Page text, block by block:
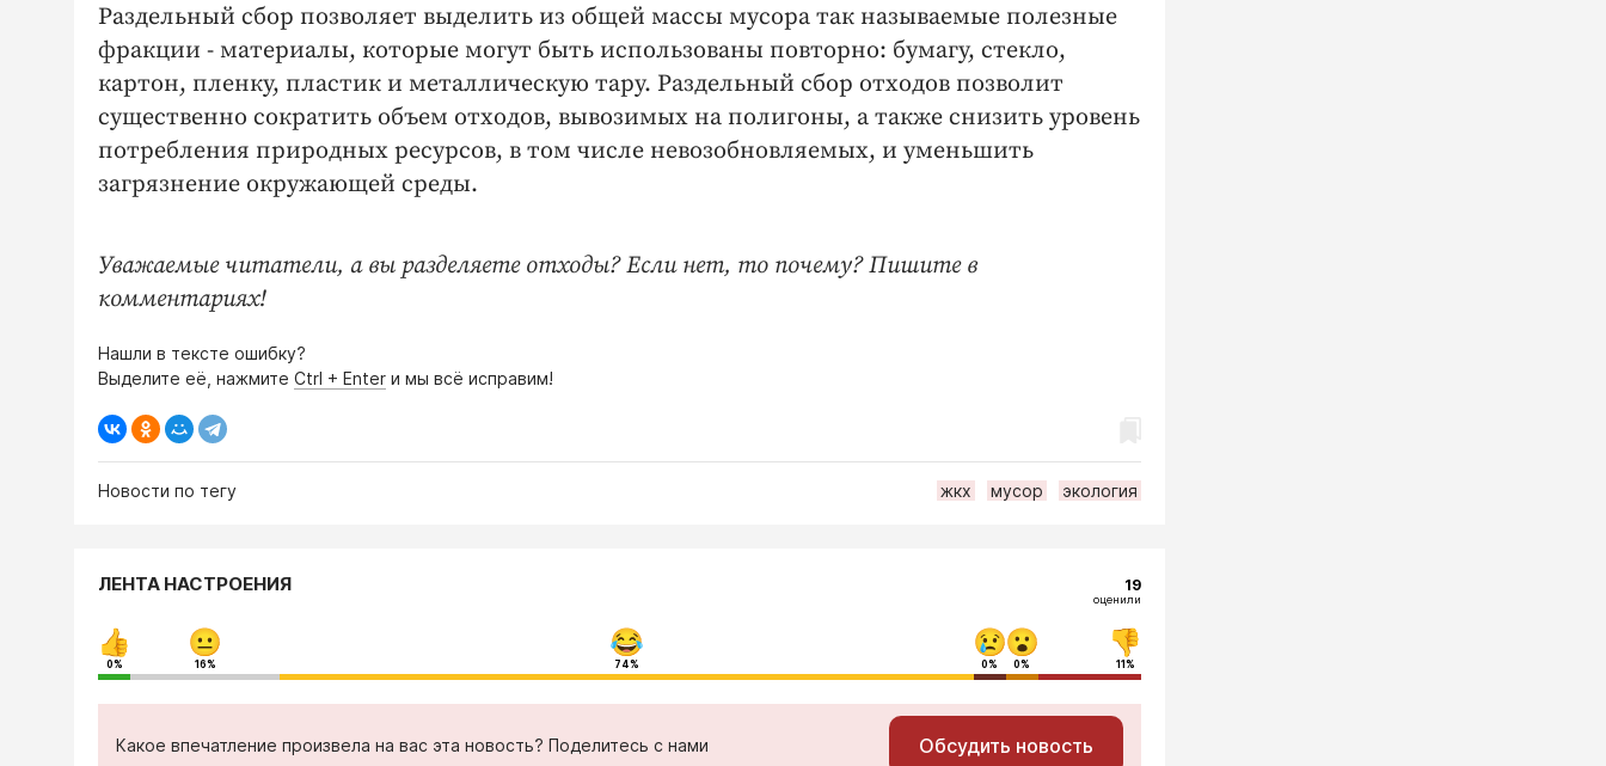
Раздельный сбор позволяет выделить из общей массы мусора так называемые полезные
фракции - материалы, которые могут быть использованы повторно: бумагу, стекло,
картон, пленку, пластик и металлическую тару. Раздельный сбор отходов позволит
существенно сократить объем отходов, вывозимых на полигоны, а также снизить уровень
потребления природных ресурсов, в том числе невозобновляемых, и уменьшить
загрязнение окружающей среды.
Уважаемые читатели, а вы разделяете отходы? Если нет, то почему? Пишите в
комментариях!
Нашли в тексте ошибку?
Выделите её, нажмите Ctrl + Enter и мы всё исправим!
Новости по тегу жкх мусор экология
ЛЕНТА НАСТРОЕНИЯ 19
оценили
0% 16% 74% 0% 0% 11%
Какое впечатление произвела на вас эта новость? Поделитесь с нами Обсудить новость